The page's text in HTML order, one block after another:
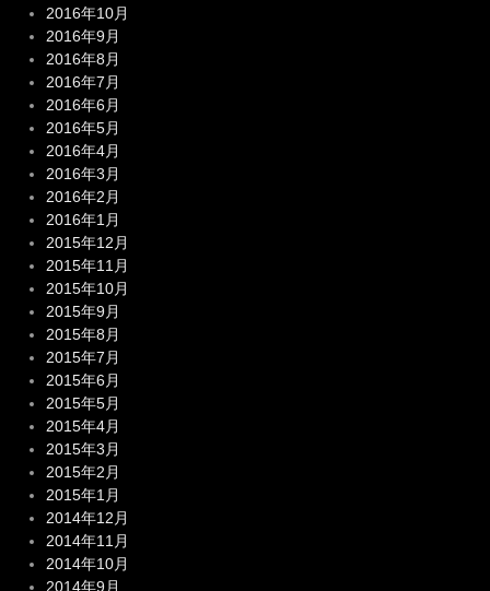
2016年10月
2016年9月
2016年8月
2016年7月
2016年6月
2016年5月
2016年4月
2016年3月
2016年2月
2016年1月
2015年12月
2015年11月
2015年10月
2015年9月
2015年8月
2015年7月
2015年6月
2015年5月
2015年4月
2015年3月
2015年2月
2015年1月
2014年12月
2014年11月
2014年10月
2014年9月